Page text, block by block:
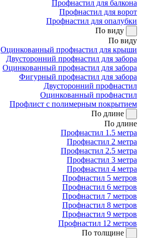
Профнастил для балкона
Профнастил для ворот
Профнастил для опалубки
По виду
По виду
Оцинкованный профнастил для крыши
Двусторонний профнастил для забора
Оцинкованный профнастил для забора
Фигурный профнастил для забора
Двусторонний профнастил
Оцинкованный профнастил
Профлист с полимерным покрытием
По длине
По длине
Профнастил 1.5 метра
Профнастил 2 метра
Профнастил 2.5 метра
Профнастил 3 метра
Профнастил 4 метра
Профнастил 5 метров
Профнастил 6 метров
Профнастил 7 метров
Профнастил 8 метров
Профнастил 9 метров
Профнастил 12 метров
По толщине